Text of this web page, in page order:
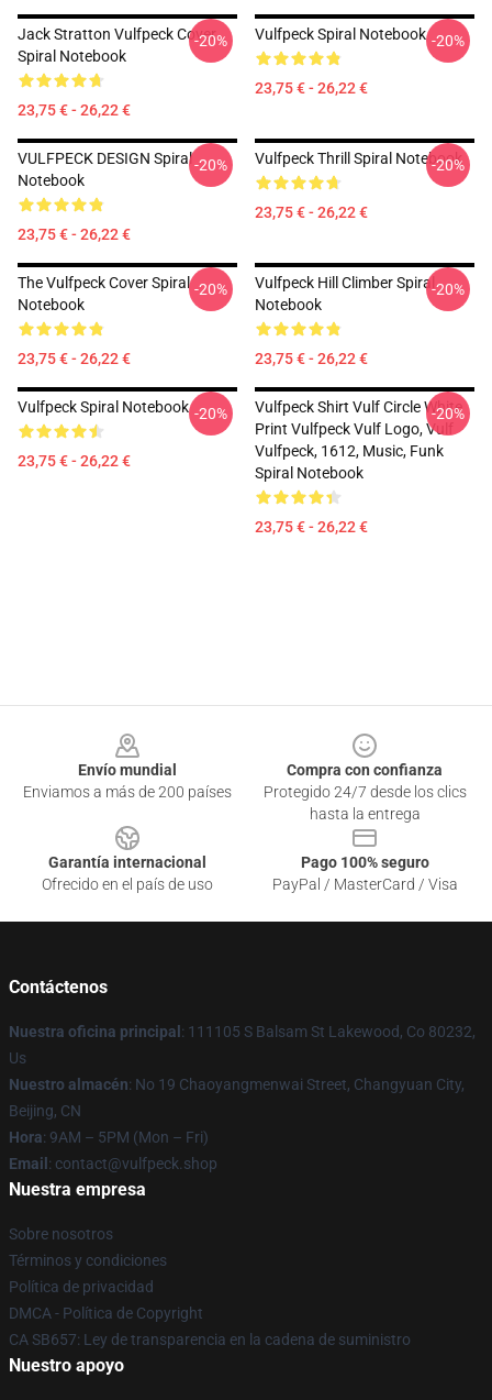
Jack Stratton Vulfpeck Cover
Spiral Notebook
23,75 € - 26,22 €
-20% Vulfpeck Spiral Notebook
23,75 € - 26,22 €
-20%
VULFPECK DESIGN Spiral
Notebook
23,75 € - 26,22 €
-20% Vulfpeck Thrill Spiral Notebook
23,75 € - 26,22 €
-20%
The Vulfpeck Cover Spiral
Notebook
23,75 € - 26,22 €
-20%
Vulfpeck Hill Climber Spiral
Notebook
23,75 € - 26,22 €
-20%
Vulfpeck Spiral Notebook
23,75 € - 26,22 €
-20%
Vulfpeck Shirt Vulf Circle White
Print Vulfpeck Vulf Logo, Vulf
Vulfpeck, 1612, Music, Funk
Spiral Notebook
23,75 € - 26,22 €
-20%
Envío mundial
Enviamos a más de 200 países
Compra con confianza
Protegido 24/7 desde los clics
hasta la entrega
Garantía internacional
Ofrecido en el país de uso
Pago 100% seguro
PayPal / MasterCard / Visa
Contáctenos
Nuestra oficina principal : 111105 S Balsam St Lakewood, Co 80232,
Us
Nuestro almacén: No 19 Chaoyangmenwai Street, Changyuan City,
Beijing, CN
Hora: 9AM – 5PM (Mon – Fri)
Email : contact@vulfpeck.shop
Nuestra empresa
Sobre nosotros
Términos y condiciones
Política de privacidad
DMCA - Política de Copyright
CA SB657: Ley de transparencia en la cadena de suministro
Nuestro apoyo